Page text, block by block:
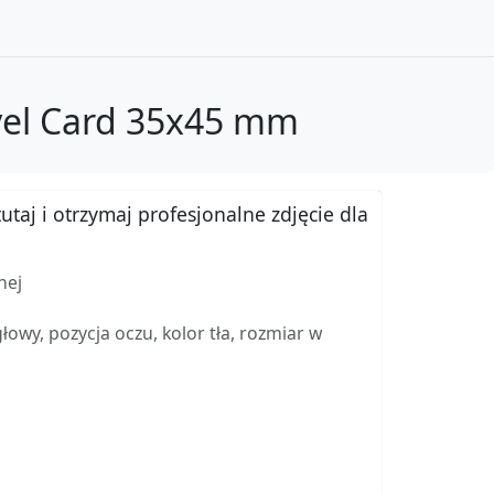
Card 35x45 mm
i otrzymaj profesjonalne zdjęcie dla
pozycja oczu, kolor tła, rozmiar w